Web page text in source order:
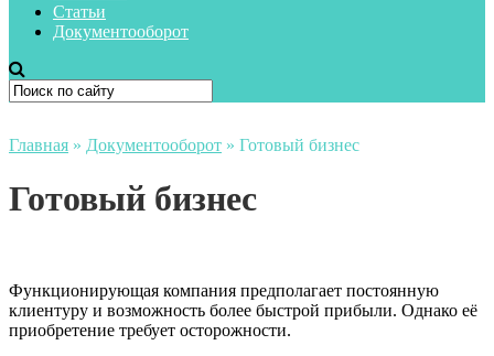
Статьи
Документооборот
Главная » Документооборот » Готовый бизнес
Готовый бизнес
Функционирующая компания предполагает постоянную
клиентуру и возможность более быстрой прибыли. Однако её
приобретение требует осторожности.